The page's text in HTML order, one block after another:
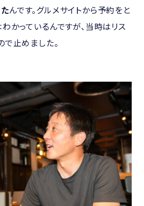
んです。グルメサイトから予約をと
かっているんですが、当時はリス
で止めました。